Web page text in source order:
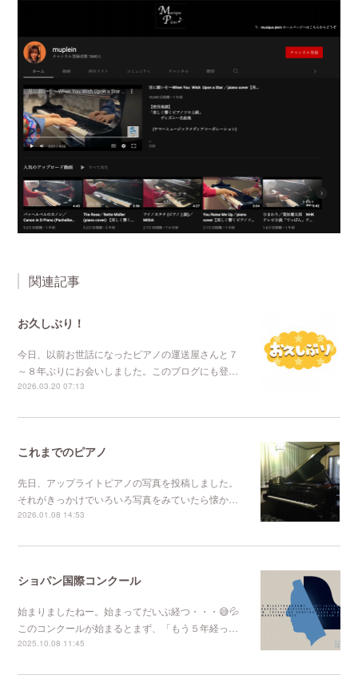
関連記事
お久しぶり！
今日、以前お世話になったピアノの運送屋さんと７
～８年ぶりにお会いしました。このブログにも登…
2026.03.20 07:13
これまでのピアノ
先日、アップライトピアノの写真を投稿しました。
それがきっかけでいろいろ写真をみていたら懐か…
2026.01.08 14:53
ショパン国際コンクール
始まりましたねー。始まってだいぶ経つ・・・😅💦
このコンクールが始まるとまず、「もう５年経っ…
2025.10.08 11:45